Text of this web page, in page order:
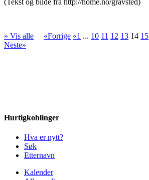
» Vis alle «Forrige «1 ... 10 11 12 13 14 15
Neste»
Hurtigkoblinger
Hva er nytt?
Søk
Etternavn
Kalender